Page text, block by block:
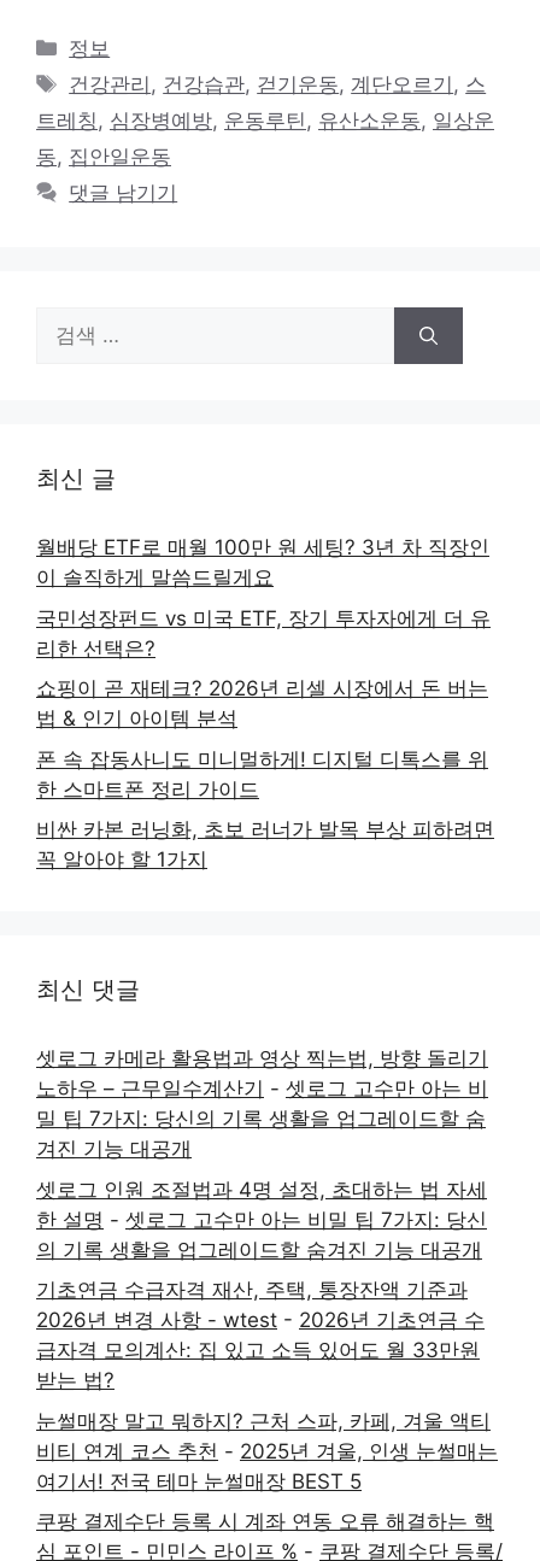
카
테
리
정보
태
그
건강관리 , 건강습관, 걷기운동, 계단오르기 , 스
트레칭, 심장병예방, 운동루틴, 유산소운동, 일상운
동, 집안일운동
댓글 남기기
색:
최신 글
월배당 ETF로 매월 100만 원 세팅? 3년 차 직장인
이 솔직하게 말씀드릴게요
국민성장펀드 vs 미국 ETF, 장기 투자자에게 더 유
리한 선택은?
쇼핑이 곧 재테크? 2026년 리셀 시장에서 돈 버는
법 & 인기 아이템 분석
폰 속 잡동사니도 미니멀하게! 디지털 디톡스를 위
한 스마트폰 정리 가이드
비싼 카본 러닝화, 초보 러너가 발목 부상 피하려면
꼭 알아야 할 1가지
최신 댓글
셋로그 카메라 활용법과 영상 찍는법, 방향 돌리기
노하우 – 근무일수계산기 - 셋로그 고수만 아는 비
밀 팁 7가지: 당신의 기록 생활을 업그레이드할 숨
겨진 기능 대공개
셋로그 인원 조절법과 4명 설정, 초대하는 법 자세
한 설명 - 셋로그 고수만 아는 비밀 팁 7가지: 당신
의 기록 생활을 업그레이드할 숨겨진 기능 대공개
기초연금 수급자격 재산, 주택, 통장잔액 기준과
2026년 변경 사항 - wtest - 2026년 기초연금 수
급자격 모의계산: 집 있고 소득 있어도 월 33만원
받는 법?
눈썰매장 말고 뭐하지? 근처 스파, 카페, 겨울 액티
비티 연계 코스 추천 - 2025년 겨울, 인생 눈썰매는
여기서! 전국 테마 눈썰매장 BEST 5
쿠팡 결제수단 등록 시 계좌 연동 오류 해결하는 핵
심 포인트 - 민민스 라이프 % - 쿠팡 결제수단 등록/